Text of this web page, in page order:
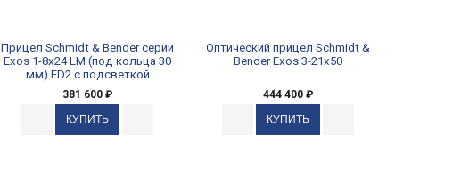
Прицел Schmidt & Bender серии
Exos 1-8x24 LM (под кольца 30
мм) FD2 с подсветкой
381 600 ₽
Оптический прицел Schmidt &
Bender Exos 3-21x50
444 400 ₽